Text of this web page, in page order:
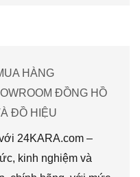
HÀNG
ĐỒNG HỒ
ĐỒ HIỆU
24KARA.com –
kinh nghiệm và